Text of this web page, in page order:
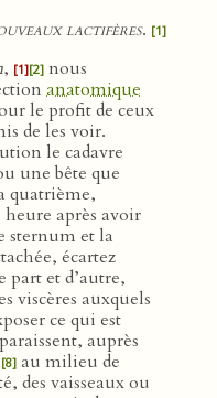
lactifères. [1]
, [1][2] nous
anatomique
le profit de ceux
de les voir.
le cadavre
une bête que
quatrième,
après avoir
sternum et la
écartez
part et d’autre,
viscères auxquels
ce qui est
auprès
[8] au milieu de
des vaisseaux ou